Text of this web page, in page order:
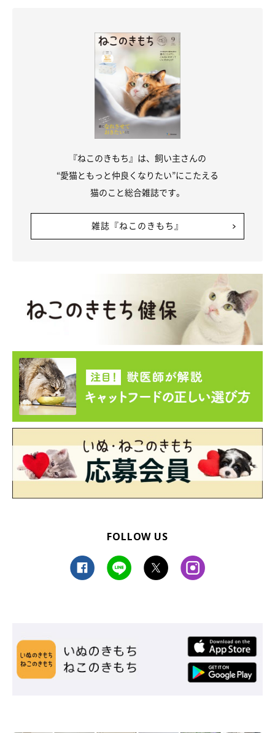
以降を迎える人も、みんなで考えたい「猫のためにできること」
※写真はスマホアプリ「いぬ・ねこのきもち」で投稿されたもの
※記事と写真に関連性はありませんので予めご了承ください。
『ねこのきもち』は、飼い主さんの
“愛猫ともっと仲良くなりたい”にこたえる
猫のこと総合雑誌です。
雑誌『ねこのきもち』
FOLLOW US